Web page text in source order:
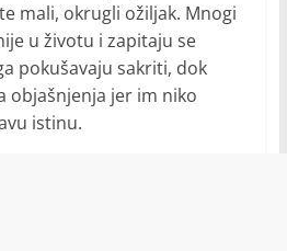
mali, okrugli ožiljak. Mnogi
u životu i zapitaju se
pokušavaju sakriti, dok
objašnjenja jer im niko
istinu.